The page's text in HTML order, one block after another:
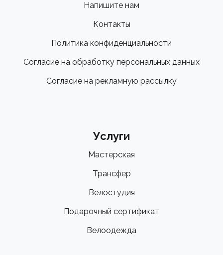
Напишите нам
Контакты
Политика конфиденциальности
Согласие на обработку персональных данных
Согласие на рекламную рассылку
Услуги
Мастерская
Трансфер
Велостудия
Подарочный сертификат
Велоодежда